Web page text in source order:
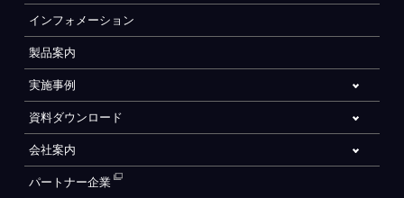
インフォメーション
製品案内
実施事例
資料ダウンロード
会社案内
パートナー企業